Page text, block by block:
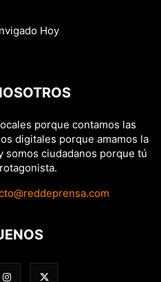
porque contamos las
digitales porque amamos la
somos ciudadanos porque tú